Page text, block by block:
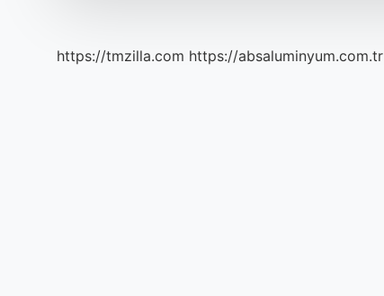
https://tmzilla.com https://absaluminyum.com.tr